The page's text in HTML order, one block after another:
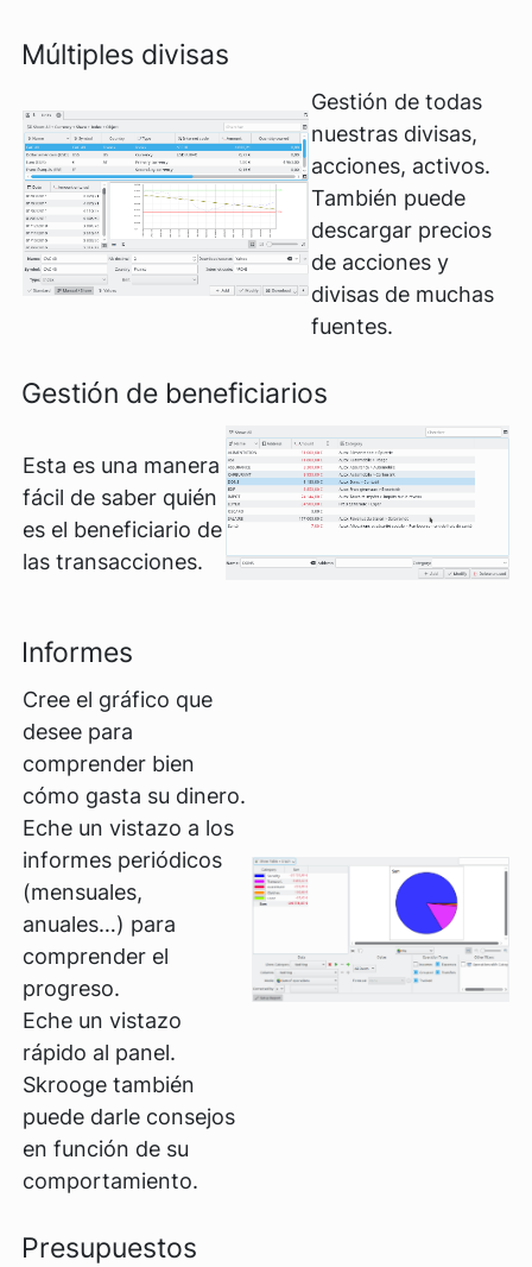
Múltiples divisas
Gestión de todas
nuestras divisas,
acciones, activos.
También puede
descargar precios
de acciones y
divisas de muchas
fuentes.
Gestión de beneficiarios
Esta es una manera
fácil de saber quién
es el beneficiario de
las transacciones.
Informes
Cree el gráfico que
desee para
comprender bien
cómo gasta su dinero.
Eche un vistazo a los
informes periódicos
(mensuales,
anuales…) para
comprender el
progreso.
Eche un vistazo
rápido al panel.
Skrooge también
puede darle consejos
en función de su
comportamiento.
Presupuestos